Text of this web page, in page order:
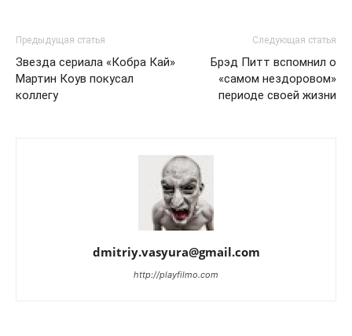
Предыдущая статья
Звезда сериала «Кобра Кай»
Мартин Коув покусал
коллегу
Следующая статья
Брэд Питт вспомнил о
«самом нездоровом»
периоде своей жизни
dmitriy.vasyura@gmail.com
http://playfilmo.com